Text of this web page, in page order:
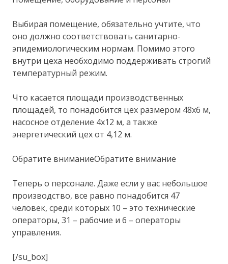
Выбирая помещение, обязательно учтите, что
оно должно соответствовать санитарно-
эпидемиологическим нормам. Помимо этого
внутри цеха необходимо поддерживать строгий
температурный режим.
Что касается площади производственных
площадей, то понадобится цех размером 48х6 м,
насосное отделение 4х12 м, а также
энергетический цех от 4,12 м.
Обратите вниманиеОбратите внимание
Теперь о персонале. Даже если у вас небольшое
производство, все равно понадобится 47
человек, среди которых 10 – это технические
операторы, 31 – рабочие и 6 – операторы
управления.
[/su_box]